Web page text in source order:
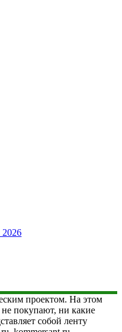
проектом. На этом
покупают, ни какие
собой ленту